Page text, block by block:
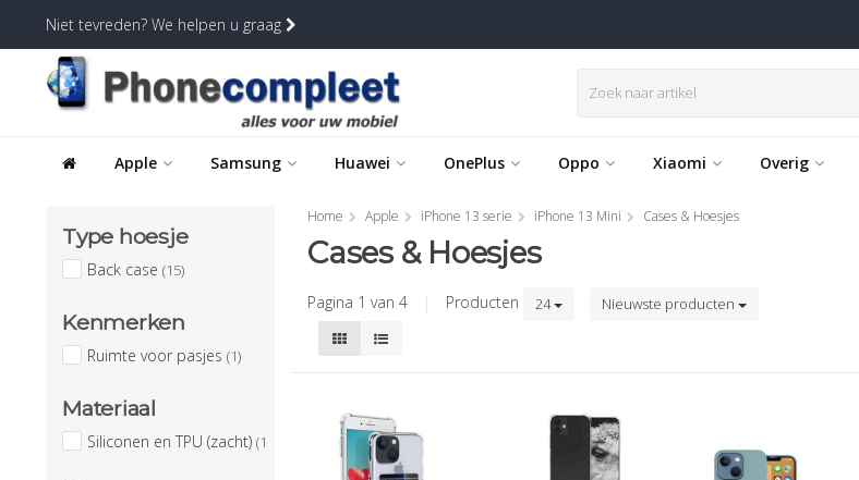
Niet tevreden? We helpen u graag
Apple Samsung Huawei OnePlus Oppo Xiaomi Overig
Type hoesje
Back case (15)
Kenmerken
Ruimte voor pasjes (1)
Materiaal
Siliconen en TPU (zacht) (15)
Home Apple iPhone 13 serie iPhone 13 Mini Cases & Hoesjes
Cases & Hoesjes
Pagina 1 van 4 | Producten 24 Nieuwste producten